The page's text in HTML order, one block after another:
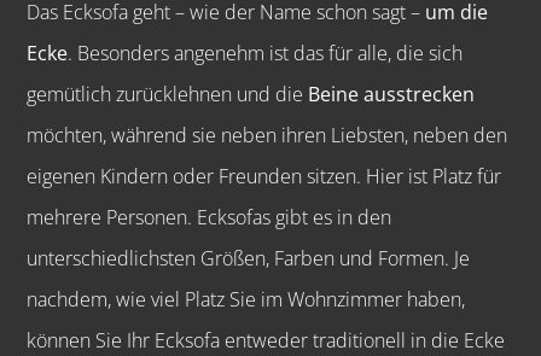
Das Ecksofa geht – wie der Name schon sagt – um die
Ecke. Besonders angenehm ist das für alle, die sich
gemütlich zurücklehnen und die Beine ausstrecken
möchten, während sie neben ihren Liebsten, neben den
eigenen Kindern oder Freunden sitzen. Hier ist Platz für
mehrere Personen. Ecksofas gibt es in den
unterschiedlichsten Größen, Farben und Formen. Je
nachdem, wie viel Platz Sie im Wohnzimmer haben,
können Sie Ihr Ecksofa entweder traditionell in die Ecke